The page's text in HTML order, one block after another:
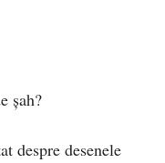
șah?
despre desenele